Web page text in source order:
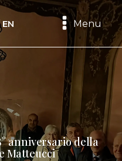
EN Menu
anniversario della
Matteucci